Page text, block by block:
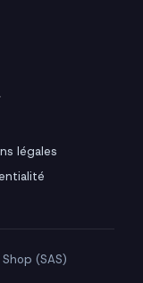
légales
(SAS)